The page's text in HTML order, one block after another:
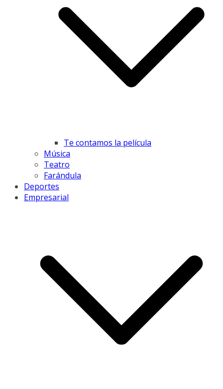
Te contamos la película
Música
Teatro
Farándula
Deportes
Empresarial